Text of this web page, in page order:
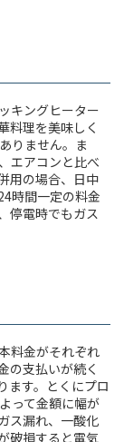
キングヒーター
料理を美味しく
りません。ま
エアコンと比べ
用の場合、日中
時間一定の料金
停電時でもガス
料金がそれぞれ
の支払いが続く
ます。とくにプロ
って金額に幅が
ス漏れ、一酸化
破損すると電気